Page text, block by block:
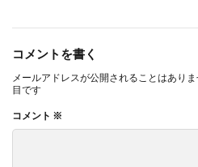
コメントを書く
メールアドレスが公開されることはありま
目です
コメント ※